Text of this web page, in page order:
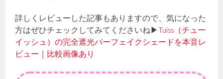
詳しくレビューした記事もありますので、気になった
方はぜひチェックしてみてくださいね▶Tuiss（チュー
イッシュ）の完全遮光パーフェイクシェードを本音レ
ビュー｜比較画像あり